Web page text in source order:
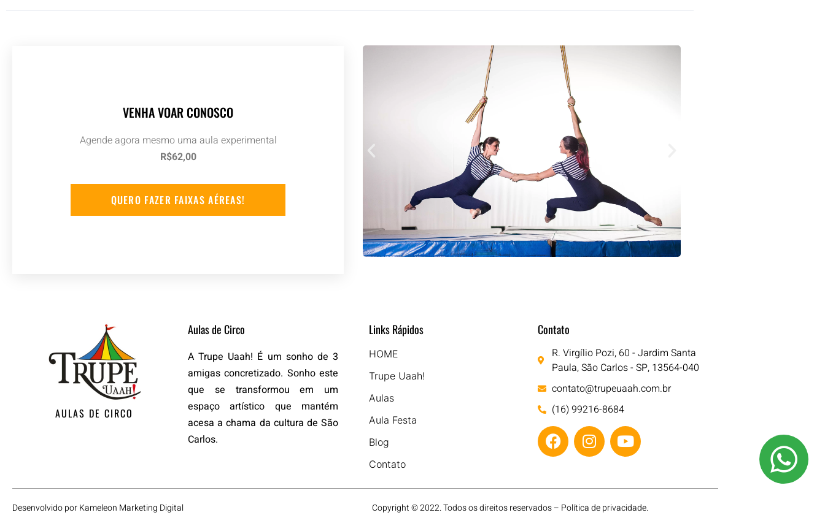
VENHA VOAR CONOSCO
Agende agora mesmo uma aula experimental
R$62,00
QUERO FAZER FAIXAS AÉREAS!
AULAS DE CIRCO
Aulas de Circo
A Trupe Uaah! É um sonho de 3
amigas concretizado. Sonho este
que se transformou em um
espaço artístico que mantém
acesa a chama da cultura de São
Carlos.
Links Rápidos
HOME
Trupe Uaah!
Aulas
Aula Festa
Blog
Contato
Contato
R. Virgílio Pozi, 60 - Jardim Santa
Paula, São Carlos - SP, 13564-040
contato@trupeuaah.com.br
(16) 99216-8684
Desenvolvido porKameleon Marketing Digital Copyright © 2022. Todos os direitos reservados – Política de privacidade.